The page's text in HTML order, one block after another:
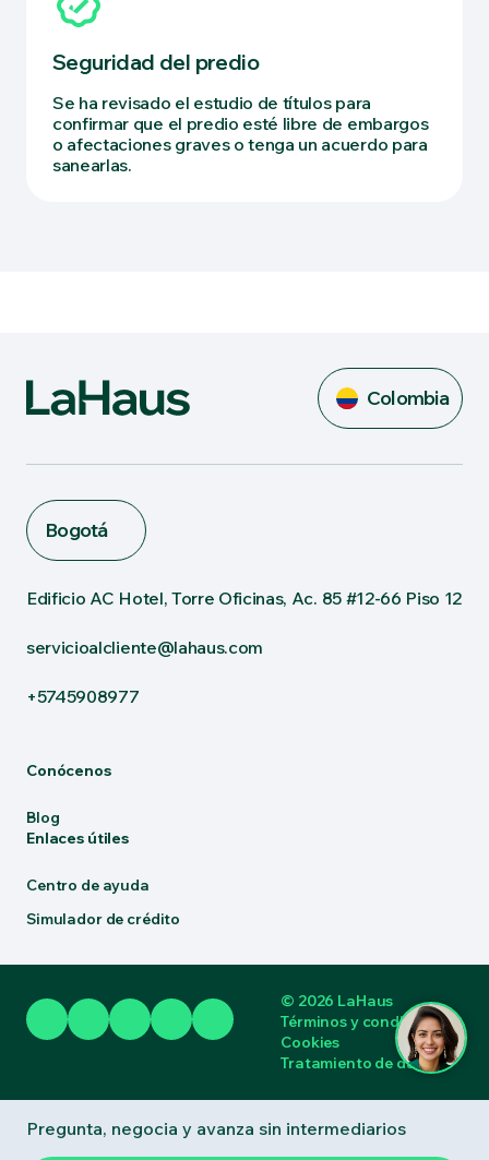
Seguridad del predio
Se ha revisado el estudio de títulos para
confirmar que el predio esté libre de embargos
o afectaciones graves o tenga un acuerdo para
sanearlas.
Pregunta, negocia y avanza sin intermediarios
Colombia
Bogotá
Edificio AC Hotel, Torre Oficinas, Ac. 85 #12-66 Piso 12
servicioalcliente@lahaus.com
+5745908977
Conócenos
Blog
Enlaces útiles
Centro de ayuda
Simulador de crédito
© 2026 LaHaus
Términos y condiciones
Cookies
Tratamiento de datos